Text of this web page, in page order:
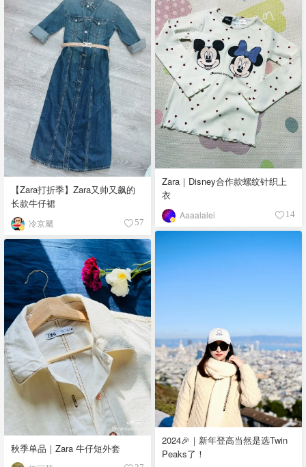
Zara｜Disney合作款螺纹针织上
衣
Aaaalalei 14
【Zara打折季】Zara又帅又飙的
长款牛仔裙
冷京屬 57
2024🎉｜新年登高当然是选Twin
Peaks了！
秋季单品｜Zara 牛仔短外套